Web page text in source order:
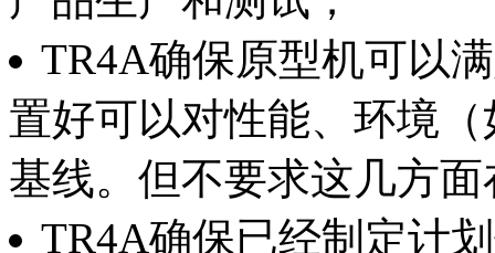
TR4A确保原型机可以
置好可以对性能、环境
基线。但不要求这几方
TR4A确保已经制定计